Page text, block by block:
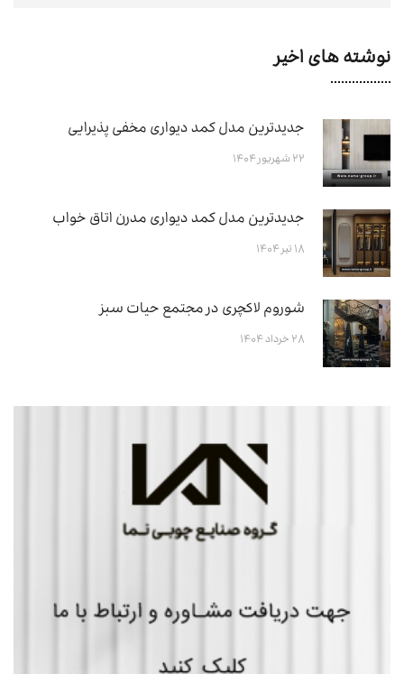
نوشته های اخیر
جدیدترین مدل کمد دیواری مخفی پذیرایی
۲۲ شهریور ۱۴۰۴
جدیدترین مدل کمد دیواری مدرن اتاق خواب
۱۸ تیر ۱۴۰۴
شوروم لاکچری در مجتمع حیات سبز
۲۸ خرداد ۱۴۰۴